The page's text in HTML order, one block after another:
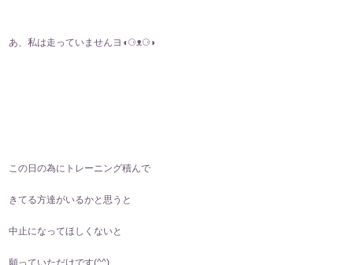
あ、私は走っていませんヨ◖⁠⚆⁠ᴥ⁠⚆⁠◗
この日の為にトレーニング積んで
きてる方達がいるかと思うと
中止になってほしくないと
願っていただけです(⁠^⁠^⁠)